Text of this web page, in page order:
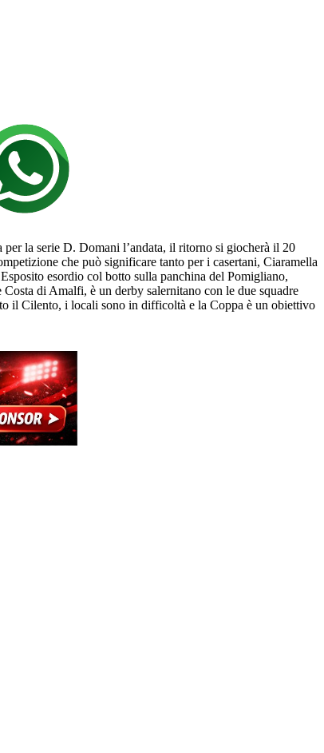
la serie D. Domani l’andata, il ritorno si giocherà il 20
che può significare tanto per i casertani, Ciaramella
esordio col botto sulla panchina del Pomigliano,
di Amalfi, è un derby salernitano con le due squadre
il Cilento, i locali sono in difficoltà e la Coppa è un obiettivo